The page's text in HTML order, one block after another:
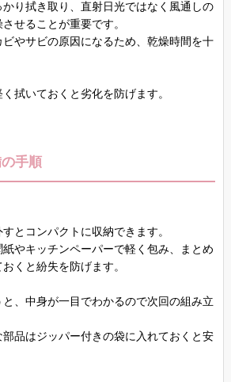
り拭き取り、直射日光ではなく風通しの
せることが重要です。
やサビの原因になるため、乾燥時間を十
拭いておくと劣化を防げます。
手順
とコンパクトに収納できます。
やキッチンペーパーで軽く包み、まとめ
くと紛失を防げます。
、中身が一目でわかるので次回の組み立
品はジッパー付きの袋に入れておくと安